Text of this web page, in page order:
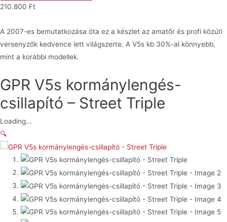
csillapító
Street
Triple
mennyiség
210.800 Ft
A 2007-es bemutatkozása óta ez a készlet az amatőr és profi közúti
versenyzők kedvence lett világszerte. A V5s kb 30%-al könnyebb,
mint a korábbi modellek.
GPR V5s kormánylengés-
csillapító – Street Triple
Loading...
🔍